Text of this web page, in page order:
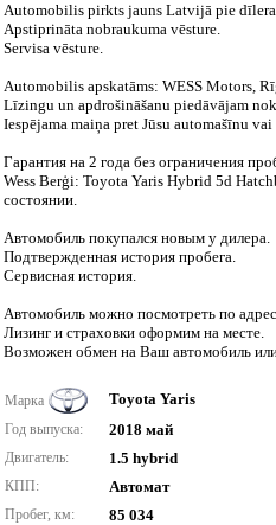
Automobilis pirkts jauns Latvijā pie
Apstiprināta nobraukuma vēsture.
Servisa vēsture.
Automobilis apskatāms: WESS Motors,
Līzingu un apdrošināšanu piedāvājam
Iespējama maiņa pret Jūsu automašīnu
Гарантия на 2 года без ограничения
Wess Berģi: Toyota Yaris Hybrid 5d
состоянии.
Автомобиль покупался новым у дилера.
Подтвержденная история пробега.
Сервисная история.
Автомобиль можно посмотреть по
Лизинг и страховки оформим на месте.
Возможен обмен на Bаш автомобиль
Марка Toyota Yaris
Год выпуска: 2018 май
Двигатель: 1.5 hybrid
КПП: Автомат
Пробег, км: 85 034